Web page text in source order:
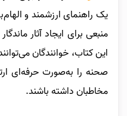
یک راهنمای ارزشمند و
منبعی برای ایجاد آثار
این کتاب، خوانندگان
صحنه را به‌صورت حرفه‌ای
مخاطبان داشته باشند.